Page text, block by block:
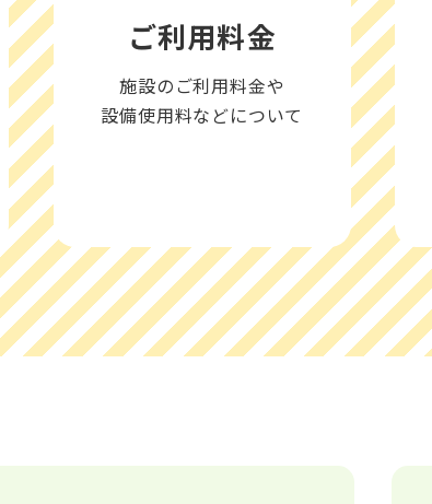
ご利用料金
施設のご利用料金や
設備使用料などについて